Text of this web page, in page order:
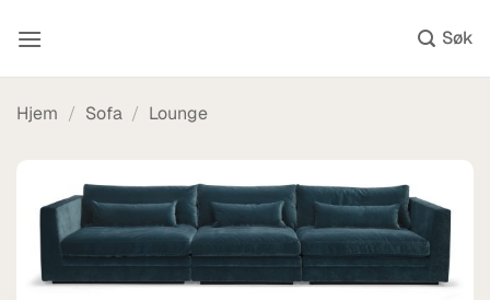
Hjem / Sofa / Lounge